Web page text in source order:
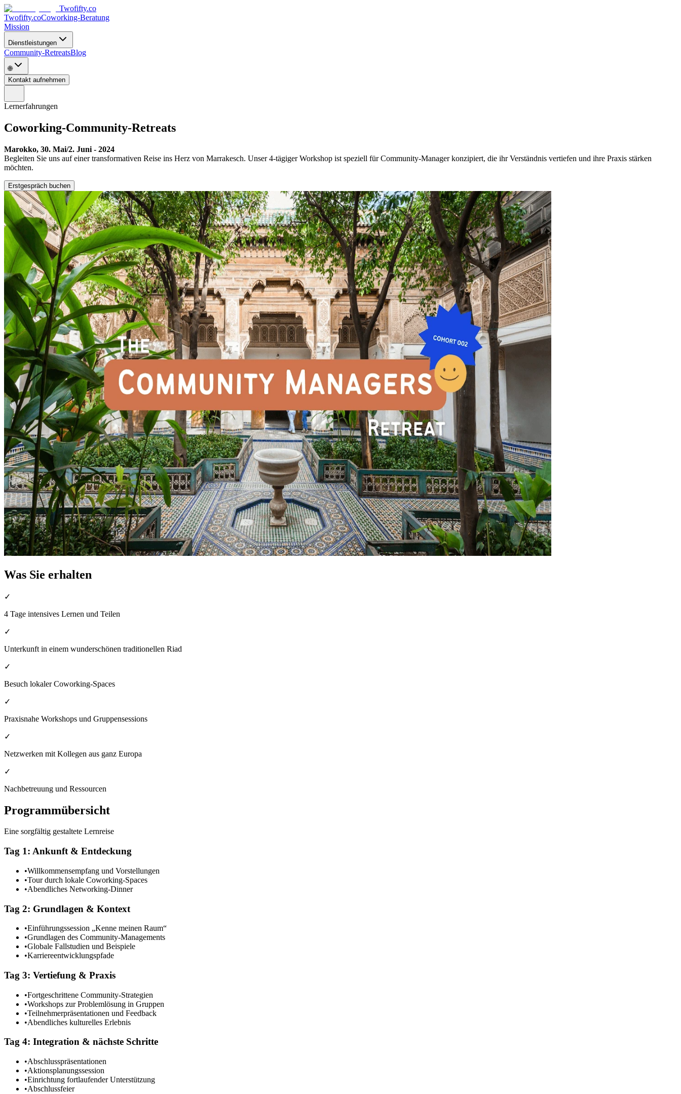
Twofifty.co
Twofifty.coCoworking-Beratung
Mission
Dienstleistungen
Community-RetreatsBlog
🌐
Kontakt aufnehmen
Lernerfahrungen
Coworking-Community-Retreats
Marokko, 30. Mai/2. Juni - 2024
Begleiten Sie uns auf einer transformativen Reise ins Herz von Marrakesch. Unser 4-tägiger Workshop ist speziell für Community-Manager konzipiert, die ihr Verständnis vertiefen und ihre Praxis stärken
möchten.
Erstgespräch buchen
Was Sie erhalten
✓
4 Tage intensives Lernen und Teilen
✓
Unterkunft in einem wunderschönen traditionellen Riad
✓
Besuch lokaler Coworking-Spaces
✓
Praxisnahe Workshops und Gruppensessions
✓
Netzwerken mit Kollegen aus ganz Europa
✓
Nachbetreuung und Ressourcen
Programmübersicht
Eine sorgfältig gestaltete Lernreise
Tag 1: Ankunft & Entdeckung
•Willkommensempfang und Vorstellungen
•Tour durch lokale Coworking-Spaces
•Abendliches Networking-Dinner
Tag 2: Grundlagen & Kontext
•Einführungssession „Kenne meinen Raum“
•Grundlagen des Community-Managements
•Globale Fallstudien und Beispiele
•Karriereentwicklungspfade
Tag 3: Vertiefung & Praxis
•Fortgeschrittene Community-Strategien
•Workshops zur Problemlösung in Gruppen
•Teilnehmerpräsentationen und Feedback
•Abendliches kulturelles Erlebnis
Tag 4: Integration & nächste Schritte
•Abschlusspräsentationen
•Aktionsplanungssession
•Einrichtung fortlaufender Unterstützung
•Abschlussfeier